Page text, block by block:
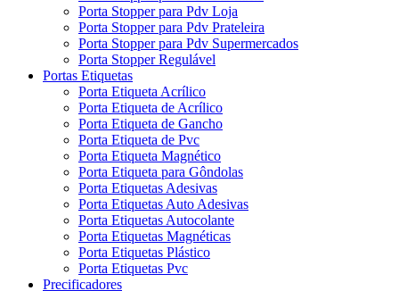
Porta Stopper para Pdv Loja
Porta Stopper para Pdv Prateleira
Porta Stopper para Pdv Supermercados
Porta Stopper Regulável
Portas Etiquetas
Porta Etiqueta Acrílico
Porta Etiqueta de Acrílico
Porta Etiqueta de Gancho
Porta Etiqueta de Pvc
Porta Etiqueta Magnético
Porta Etiqueta para Gôndolas
Porta Etiquetas Adesivas
Porta Etiquetas Auto Adesivas
Porta Etiquetas Autocolante
Porta Etiquetas Magnéticas
Porta Etiquetas Plástico
Porta Etiquetas Pvc
Precificadores